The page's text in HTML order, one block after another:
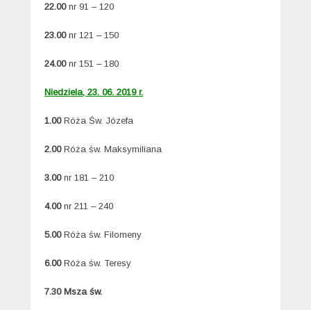
22.00nr 91 – 120
23.00nr 121 – 150
24.00nr 151 – 180
Niedziela, 23. 06. 2019 r.
1.00Róża Św. Józefa
2.00Róża św. Maksymiliana
3.00nr 181 – 210
4.00nr 211 – 240
5.00 Róża św. Filomeny
6.00Róża św. Teresy
7.30 Msza św.